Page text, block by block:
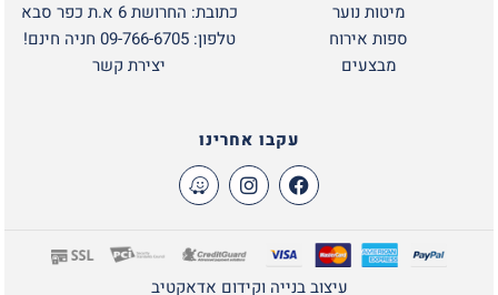
מיטות נוער
ספות אירוח
מבצעים
כתובת: החרושת 6 א.ת כפר סבא
טלפון: 09-766-6705 חניה חינם!
יצירת קשר
עקבו אחרינו
עיצוב בנייה וקידום אדאקטיב